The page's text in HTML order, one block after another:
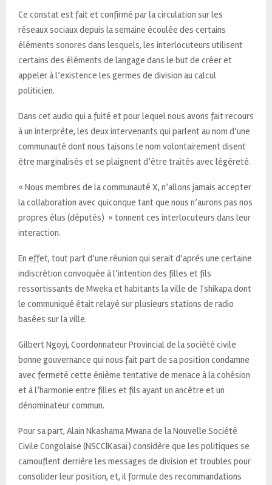
Ce constat est fait et confirmé par la circulation sur les
réseaux sociaux depuis la semaine écoulée des certains
éléments sonores dans lesquels, les interlocuteurs utilisent
certains des éléments de langage dans le but de créer et
appeler à l’existence les germes de division au calcul
politicien.
Dans cet audio qui a fuité et pour lequel nous avons fait recours
à un interprète, les deux intervenants qui parlent au nom d’une
communauté dont nous taisons le nom volontairement disent
être marginalisés et se plaignent d’être traités avec légèreté.
« Nous membres de la communauté X, n’allons jamais accepter
la collaboration avec quiconque tant que nous n’aurons pas nos
propres élus (députés) » tonnent ces interlocuteurs dans leur
interaction.
En effet, tout part d’une réunion qui serait d’après une certaine
indiscrétion convoquée à l’intention des filles et fils
ressortissants de Mweka et habitants la ville de Tshikapa dont
le communiqué était relayé sur plusieurs stations de radio
basées sur la ville.
Gilbert Ngoyi, Coordonnateur Provincial de la société civile
bonne gouvernance qui nous fait part de sa position condamne
avec fermeté cette énième tentative de menace à la cohésion
et à l’harmonie entre filles et fils ayant un ancêtre et un
dénominateur commun.
Pour sa part, Alain Nkashama Mwana de la Nouvelle Société
Civile Congolaise (NSCC|Kasaï) considère que les politiques se
camouflent derrière les messages de division et troubles pour
consolider leur position, et, il formule des recommandations